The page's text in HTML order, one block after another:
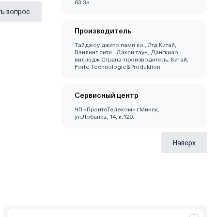
вопрос
63 3н
Производитель
Тайджоу джито памп ко., Лтд Китай,
Вэнлинг сити , Дакси таун, Дангкиао
виллэдж Страна-производитель: Китай,
Forte Technologie&Produktion
Сервисный центр
ЧП «ПронтоТелеком» г.Минск,
ул.Лобанка, 14, к.120.
Наверх